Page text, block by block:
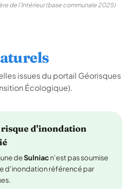
de l'Intérieur (base communale 2025)
issues du portail Géorisques
Écologique).
d'inondation
deSulniac n'est pas soumise
d'inondation référencé par